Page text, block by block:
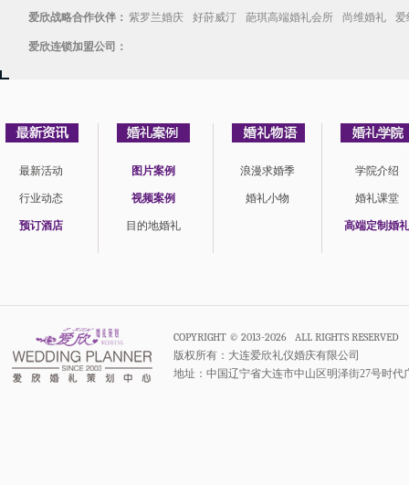
爱欣战略合作伙伴： 紫罗兰婚庆 好莳威汀 葩琪高端婚礼会所 尚维婚礼 爱
爱欣连锁加盟公司：
最新活动
行业动态
预订酒店
图片案例
视频案例
目的地婚礼
浪漫求婚季
婚礼小物
学院介绍
婚礼课堂
高端定制婚礼
COPYRIGHT © 2013-2026 ALL RIGHTS RESERVED
版权所有：大连爱欣礼仪婚庆有限公司
地址：中国辽宁省大连市中山区明泽街27号时代